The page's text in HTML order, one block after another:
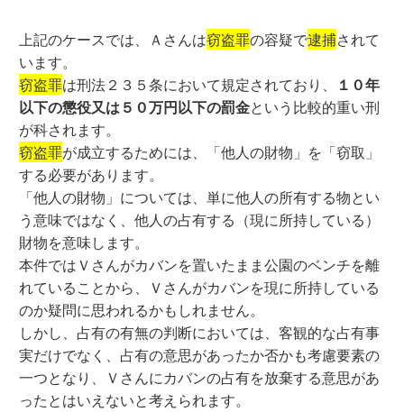
上記のケースでは、Ａさんは窃盗罪の容疑で逮捕されて
います。
窃盗罪は刑法２３５条において規定されており、
１０年
以下の懲役又は５０万円以下の罰金という比較的重い刑
が科されます。
窃盗罪が成立するためには、「他人の財物」を「窃取」
する必要があります。
「他人の財物」については、単に他人の所有する物とい
う意味ではなく、他人の占有する（現に所持している）
財物を意味します。
本件ではＶさんがカバンを置いたまま公園のベンチを離
れていることから、Ｖさんがカバンを現に所持している
のか疑問に思われるかもしれません。
しかし、占有の有無の判断においては、客観的な占有事
実だけでなく、占有の意思があったか否かも考慮要素の
一つとなり、Ｖさんにカバンの占有を放棄する意思があ
ったとはいえないと考えられます。